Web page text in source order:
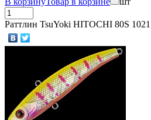
Раттлин TsuYoki HITOCHI 80S 1021